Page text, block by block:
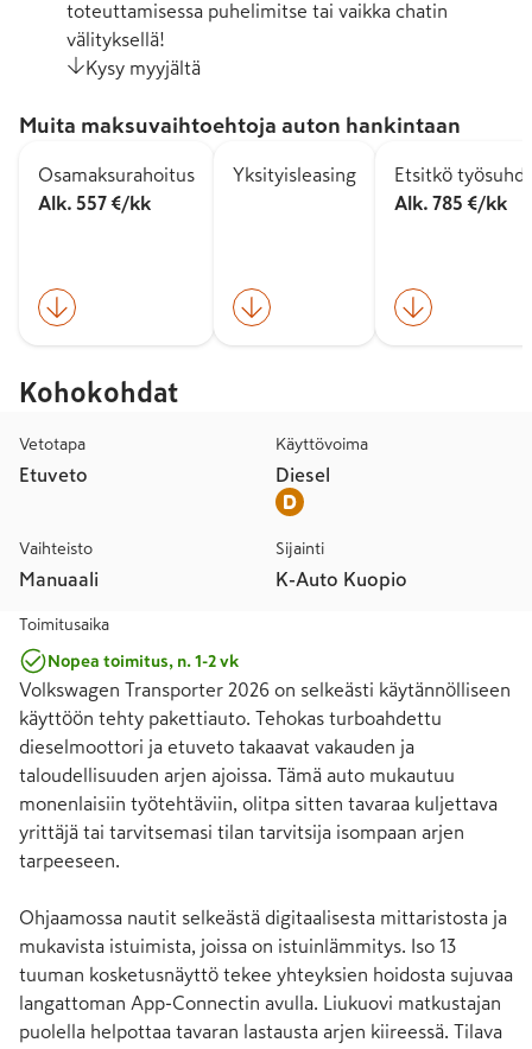
toteuttamisessa puhelimitse tai vaikka chatin
välityksellä!
Kysy myyjältä
Muita maksuvaihtoehtoja auton hankintaan
Osamaksurahoitus
Alk. 557 €/kk
Yksityisleasing
Etsitkö
Alk. 785 €/kk
Kohokohdat
Vetotapa
Etuveto
Käyttövoima
Diesel
Vaihteisto
Manuaali
Sijainti
K-Auto Kuopio
Toimitusaika
Nopea toimitus, n. 1-2 vk
Volkswagen Transporter 2026 on selkeästi käytännölliseen
käyttöön tehty pakettiauto. Tehokas turboahdettu
dieselmoottori ja etuveto takaavat vakauden ja
taloudellisuuden arjen ajoissa. Tämä auto mukautuu
monenlaisiin työtehtäviin, olitpa sitten tavaraa kuljettava
yrittäjä tai tarvitsemasi tilan tarvitsija isompaan arjen
tarpeeseen.
Ohjaamossa nautit selkeästä digitaalisesta mittaristosta ja
mukavista istuimista, joissa on istuinlämmitys. Iso 13
tuuman kosketusnäyttö tekee yhteyksien hoidosta sujuvaa
langattoman App-Connectin avulla. Liukuovi matkustajan
puolella helpottaa tavaran lastausta arjen kiireessä. Tilava